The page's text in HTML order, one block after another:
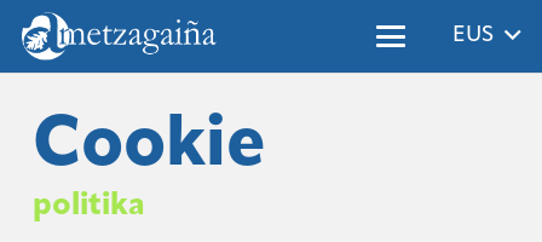
EUS
Cookie
politika